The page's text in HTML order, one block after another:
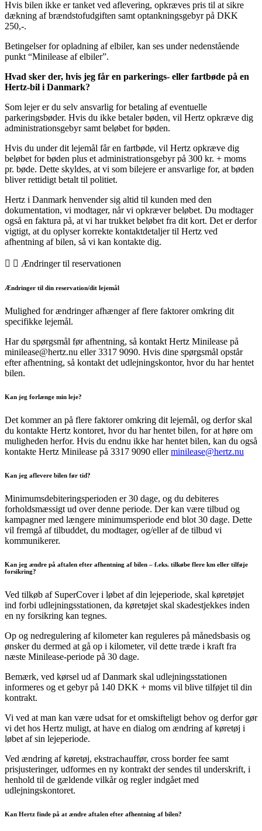
Hvis bilen ikke er tanket ved aflevering, opkræves pris til at sikre
dækning af brændstofudgiften samt optankningsgebyr på DKK
250,-.
Betingelser for opladning af elbiler, kan ses under nedenstående
punkt “Minilease af elbiler”.
Hvad sker der, hvis jeg får en parkerings- eller fartbøde på en
Hertz-bil i Danmark?
Som lejer er du selv ansvarlig for betaling af eventuelle
parkeringsbøder. Hvis du ikke betaler bøden, vil Hertz opkræve dig
administrationsgebyr samt beløbet for bøden.
Hvis du under dit lejemål får en fartbøde, vil Hertz opkræve dig
beløbet for bøden plus et administrationsgebyr på 300 kr. + moms
pr. bøde. Dette skyldes, at vi som bilejere er ansvarlige for, at bøden
bliver rettidigt betalt til politiet.
Hertz i Danmark henvender sig altid til kunden med den
dokumentation, vi modtager, når vi opkræver beløbet. Du modtager
også en faktura på, at vi har trukket beløbet fra dit kort. Det er derfor
vigtigt, at du oplyser korrekte kontaktdetaljer til Hertz ved
afhentning af bilen, så vi kan kontakte dig.
Ændringer til reservationen
Ændringer til din reservation/dit lejemål
Mulighed for ændringer afhænger af flere faktorer omkring dit
specifikke lejemål.
Har du spørgsmål før afhentning, så kontakt Hertz Minilease på
minilease@hertz.nu eller 3317 9090. Hvis dine spørgsmål opstår
efter afhentning, så kontakt det udlejningskontor, hvor du har hentet
bilen.
Kan jeg forlænge min leje?
Det kommer an på flere faktorer omkring dit lejemål, og derfor skal
du kontakte Hertz kontoret, hvor du har hentet bilen, for at høre om
muligheden herfor. Hvis du endnu ikke har hentet bilen, kan du også
kontakte Hertz Minilease på 3317 9090 ellerminilease@hertz.nu
Kan jeg aflevere bilen før tid?
Minimumsdebiteringsperioden er 30 dage, og du debiteres
forholdsmæssigt ud over denne periode. Der kan være tilbud og
kampagner med længere minimumsperiode end blot 30 dage. Dette
vil fremgå af tilbuddet, du modtager, og/eller af de tilbud vi
kommunikerer.
Kan jeg ændre på aftalen efter afhentning af bilen – f.eks. tilkøbe flere km eller tilføje
forsikring?
Ved tilkøb af SuperCover i løbet af din lejeperiode, skal køretøjet
ind forbi udlejningsstationen, da køretøjet skal skadestjekkes inden
en ny forsikring kan tegnes.
Op og nedregulering af kilometer kan reguleres på månedsbasis og
ønsker du dermed at gå op i kilometer, vil dette træde i kraft fra
næste Minilease-periode på 30 dage.
Bemærk, ved kørsel ud af Danmark skal udlejningsstationen
informeres og et gebyr på 140 DKK + moms vil blive tilføjet til din
kontrakt.
Vi ved at man kan være udsat for et omskifteligt behov og derfor gør
vi det hos Hertz muligt, at have en dialog om ændring af køretøj i
løbet af sin lejeperiode.
Ved ændring af køretøj, ekstrachauffør, cross border fee samt
prisjusteringer, udformes en ny kontrakt der sendes til underskrift, i
henhold til de gældende vilkår og regler indgået med
udlejningskontoret.
Kan Hertz finde på at ændre aftalen efter afhentning af bilen?